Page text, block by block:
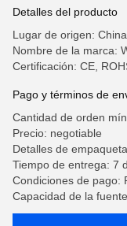
Detalles del producto
Lugar de origen: China.
Nombre de la marca:
Certificación: CE,
Pago y términos de
Cantidad de orden
Precio: negotiable
Detalles de
Tiempo de entrega: 7
Condiciones de pago:
Capacidad de la